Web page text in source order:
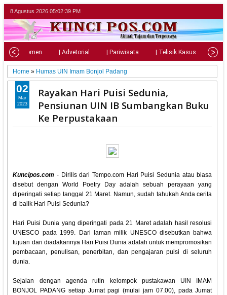
8 Agustus 2026 05:02:41 PM
| Parlemen | Advetorial | Pariwisata | Telisik Kasus |
Home » Humas UIN Imam Bonjol Padang
Rayakan Hari Puisi Sedunia,
Pensiunan UIN IB Sumbangkan Buku
Ke Perpustakaan
Kuncipos.com - Dirilis dari Tempo.com Hari Puisi Sedunia atau biasa
disebut dengan World Poetry Day adalah sebuah perayaan yang
diperingati setiap tanggal 21 Maret. Namun, sudah tahukah Anda cerita
di balik Hari Puisi Sedunia?
Hari Puisi Dunia yang diperingati pada 21 Maret adalah hasil resolusi
UNESCO pada 1999. Dari laman milik UNESCO disebutkan bahwa
tujuan dari diadakannya Hari Puisi Dunia adalah untuk mempromosikan
pembacaan, penulisan, penerbitan, dan pengajaran puisi di seluruh
dunia.
Sejalan dengan agenda rutin kelompok pustakawan UIN IMAM
BONJOL PADANG setiap Jumat pagi (mulai jam 07.00), pada Jumat
02
Mar
2023